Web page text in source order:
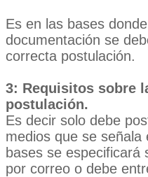
Es en las bases
documentación se
correcta postulación.
3: Requisitos sobre
postulación.
Es decir solo debe
medios que se señala
bases se especificará
por correo o debe